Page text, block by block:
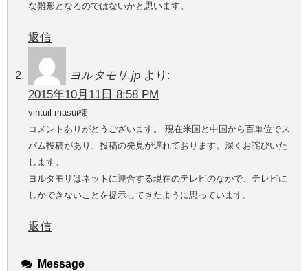
な雛形となるのではないかと思います。
返信
ヨルタモリ.jp より:
2015年10月11日 8:58 PM
vintuil masui様
コメントありがとうございます。 現在米国と中国から百単位でス
パム投稿があり、投稿の発見が遅れております。深くお詫びいた
します。
ヨルタモリはネットに迎合する現在のテレビのなかで、テレビに
しかできないことを提示してきたように思っています。
返信
Message